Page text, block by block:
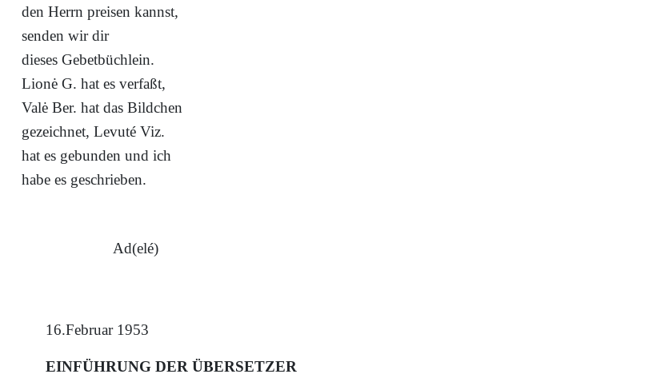
den Herrn preisen kannst,
senden wir dir
dieses Gebetbüchlein.
Lionė G. hat es verfaßt,
Valė Ber. hat das Bildchen
gezeichnet, Levuté Viz.
hat es gebunden und ich
habe es geschrieben.
Ad(elé)
16.Februar 1953
EINFÜHRUNG DER ÜBERSETZER